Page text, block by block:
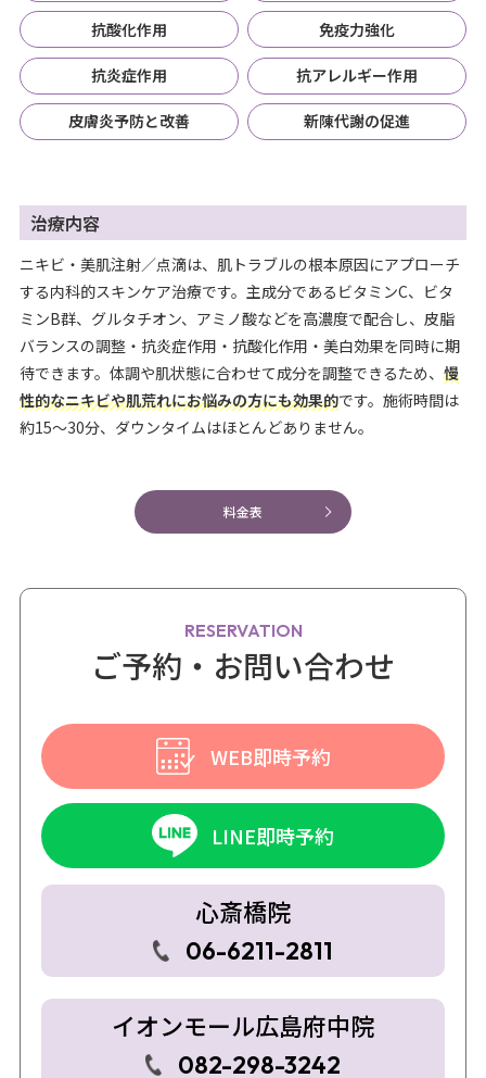
抗酸化作用 免疫力強化
抗炎症作用 抗アレルギー作用
皮膚炎予防と改善 新陳代謝の促進
治療内容
ニキビ・美肌注射／点滴は、肌トラブルの根本原因にアプローチ
する内科的スキンケア治療です。主成分であるビタミンC、ビタ
ミンB群、グルタチオン、アミノ酸などを高濃度で配合し、皮脂
バランスの調整・抗炎症作用・抗酸化作用・美白効果を同時に期
待できます。体調や肌状態に合わせて成分を調整できるため、 慢
性的なニキビや肌荒れにお悩みの方にも効果的です。施術時間は
約15〜30分、ダウンタイムはほとんどありません。
料金表
RESERVATION
ご予約・お問い合わせ
LINE即時予約
WEB即時予約
心斎橋院
06-6211-2811
イオンモール広島府中院
082-298-3242